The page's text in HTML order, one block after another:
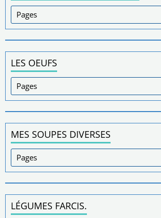
LES OEUFS
MES SOUPES DIVERSES
LÉGUMES FARCIS.